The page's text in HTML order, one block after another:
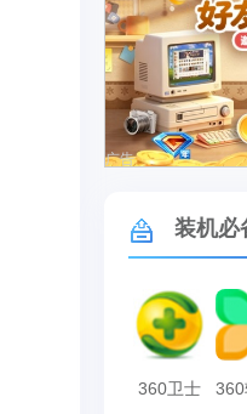
广告
装机必
360卫士